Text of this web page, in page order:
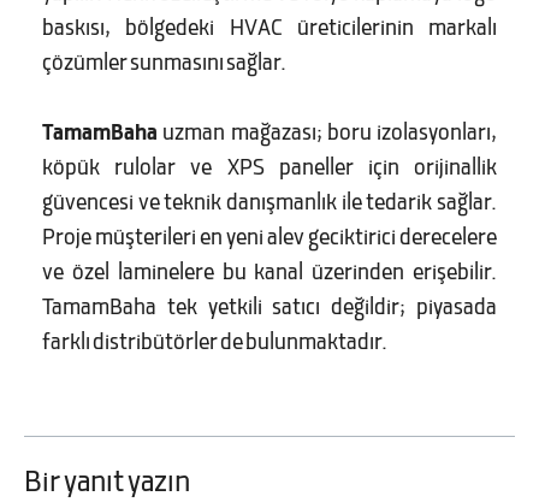
baskısı, bölgedeki HVAC üreticilerinin markalı
çözümler sunmasını sağlar.
TamamBaha uzman mağazası; boru izolasyonları,
köpük rulolar ve XPS paneller için orijinallik
güvencesi ve teknik danışmanlık ile tedarik sağlar.
Proje müşterileri en yeni alev geciktirici derecelere
ve özel laminelere bu kanal üzerinden erişebilir.
TamamBaha tek yetkili satıcı değildir; piyasada
farklı distribütörler de bulunmaktadır.
Bir yanıt yazın